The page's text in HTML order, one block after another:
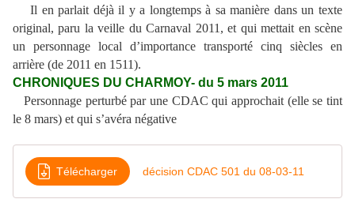
Il en parlait déjà il y a longtemps à sa manière dans un texte
original, paru la veille du Carnaval 2011, et qui mettait en scène
un personnage local d’importance transporté cinq siècles en
arrière (de 2011 en 1511).
CHRONIQUES DU CHARMOY- du 5 mars 2011
Personnage perturbé par une CDAC qui approchait (elle se tint
le 8 mars) et qui s’avéra négative
Télécharger décision CDAC 501 du 08-03-11